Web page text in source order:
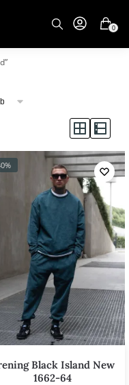
0
8
XL
Black Island New
1662-64